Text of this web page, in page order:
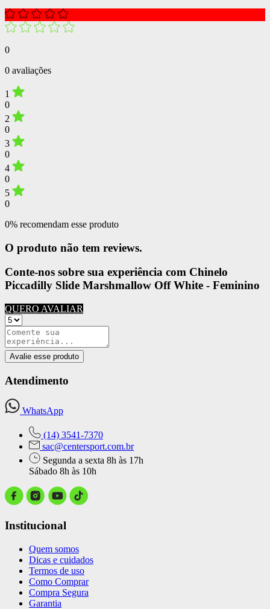
0
0 avaliações
1
0
2
0
3
0
4
0
5
0
0% recomendam esse produto
O produto não tem reviews.
Conte-nos sobre sua experiência com Chinelo
Piccadilly Slide Marshmallow Off White - Feminino
QUERO AVALIAR
Avalie esse produto
Atendimento
WhatsApp
(14) 3541-7370
sac@centersport.com.br
Segunda a sexta 8h às 17h
Sábado 8h às 10h
Institucional
Quem somos
Dicas e cuidados
Termos de uso
Como Comprar
Compra Segura
Garantia